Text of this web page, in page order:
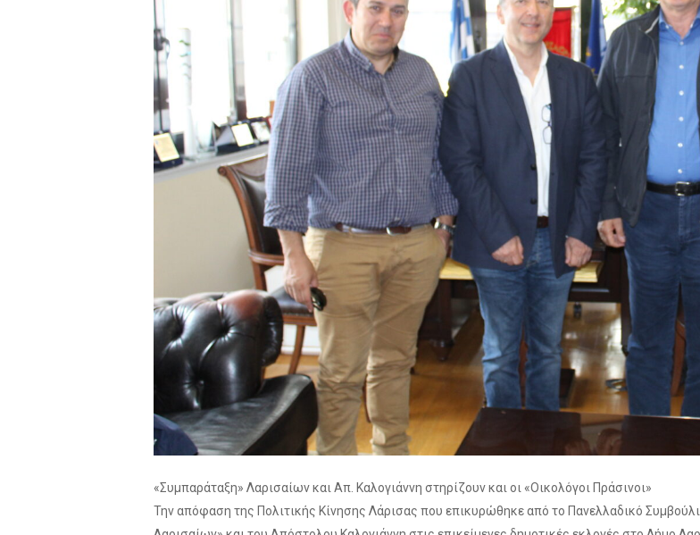
«Συμπαράταξη» Λαρισαίων και Απ. Καλογιάννη στηρίζουν και οι «Οικολόγοι Πράσινοι»
Την απόφαση της Πολιτικής Κίνησης Λάρισας που επικυρώθηκε από το Πανελλαδικό